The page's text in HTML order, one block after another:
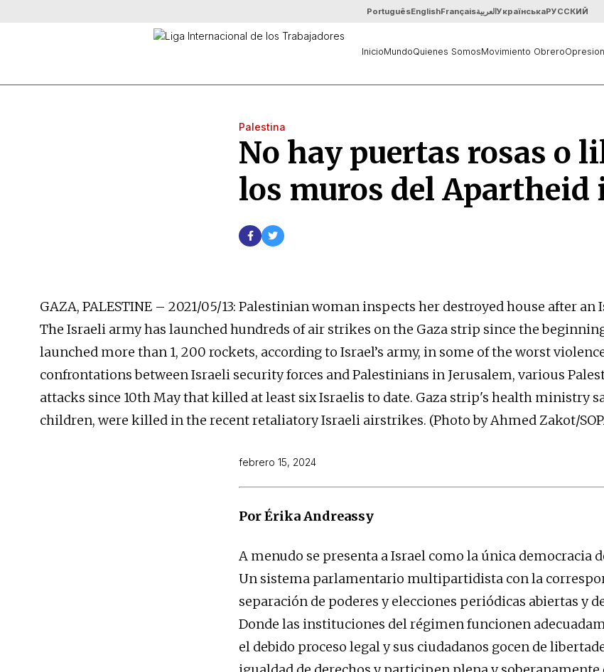
PortuguêsEnglishFrançaisالعربيةУкраїнськаРУССКИЙ
InicioMundoQuienes SomosMovimiento Obrero
Palestina
No hay puertas rosas o
los muros del Apartheid
GAZA, PALESTINE – 2021/05/13: Palestinian woman inspects her destroyed house after
The Israeli army has launched hundreds of air strikes on the Gaza strip since the
launched more than 1, 200 rockets, according to Israel’s army, in some of the worst
confrontations between Israeli security forces and Palestinians in Jerusalem, various
attacks since 10th May that killed at least six Israelis to date. Gaza strip's health ministry
children, were killed in the recent retaliatory Israeli airstrikes. (Photo by Ahmed Zakot/
febrero 15, 2024
Por Érika Andreassy
A menudo se presenta a Israel como la única democracia
Un sistema parlamentario multipartidista con la
separación de poderes y elecciones periódicas abiertas y
Donde las instituciones del régimen funcionen
el debido proceso legal y sus ciudadanos gocen de